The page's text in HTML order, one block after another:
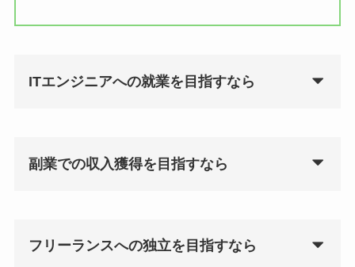
ITエンジニアへの就業を目指すなら
副業での収入獲得を目指すなら
フリーランスへの独立を目指すなら